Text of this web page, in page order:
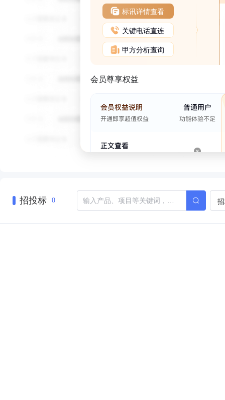
标讯详情查看
关键电话直连
甲方分析查询
会员尊享权益
招投标 0